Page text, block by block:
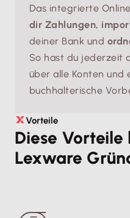
Das integrierte
dir Zahlungen,
deiner Bank und
So hast du jederzeit
über alle Konten und
buchhalterische
Vorteile
Diese
Lexware